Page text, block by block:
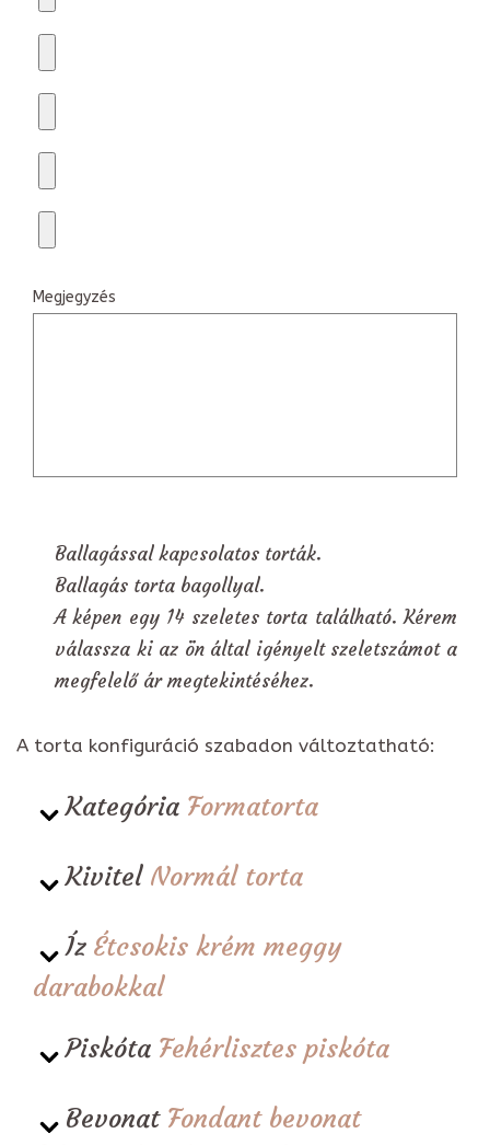
Megjegyzés
Ballagással kapcsolatos torták.
Ballagás torta bagollyal.
A képen egy 14 szeletes torta található. Kérem
válassza ki az ön által igényelt szeletszámot a
megfelelő ár megtekintéséhez.
A torta konfiguráció szabadon változtatható:
Kategória Formatorta
Kivitel Normál torta
Íz Étcsokis krém meggy
darabokkal
Piskóta Fehérlisztes piskóta
Bevonat Fondant bevonat